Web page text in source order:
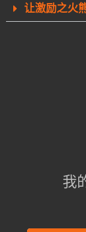
让激励之火
我